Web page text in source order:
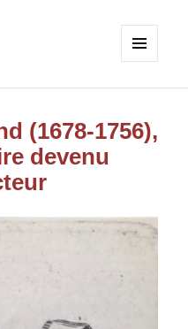
ET
(1678-1756),
devenu